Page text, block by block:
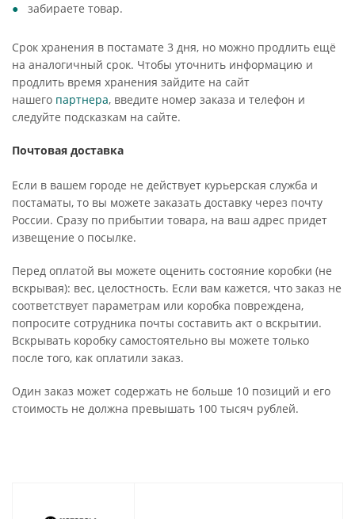
забираете товар.
Срок хранения в постамате 3 дня, но можно продлить ещё
на аналогичный срок. Чтобы уточнить информацию и
продлить время хранения зайдите на сайт
нашего партнера, введите номер заказа и телефон и
следуйте подсказкам на сайте.
Почтовая доставка
Если в вашем городе не действует курьерская служба и
постаматы, то вы можете заказать доставку через почту
России. Сразу по прибытии товара, на ваш адрес придет
извещение о посылке.
Перед оплатой вы можете оценить состояние коробки (не
вскрывая): вес, целостность. Если вам кажется, что заказ не
соответствует параметрам или коробка повреждена,
попросите сотрудника почты составить акт о вскрытии.
Вскрывать коробку самостоятельно вы можете только
после того, как оплатили заказ.
Один заказ может содержать не больше 10 позиций и его
стоимость не должна превышать 100 тысяч рублей.